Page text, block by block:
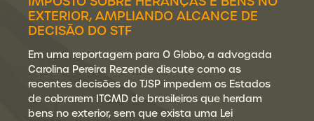
EXTERIOR, AMPLIANDO ALCANCE DE
DECISÃO DO STF
Em uma reportagem para O Globo, a advogada
Carolina Pereira Rezende discute como as
recentes decisões do TJSP impedem os Estados
de cobrarem ITCMD de brasileiros que herdam
bens no exterior, sem que exista uma Lei